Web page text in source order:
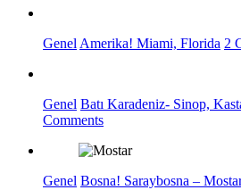
Genel Amerika! Miami, Florida 2
Genel Batı Karadeniz- Sinop,
Comments
Genel Bosna! Saraybosna –